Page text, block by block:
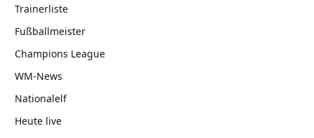
Trainerliste
Fußballmeister
Champions League
WM-News
Nationalelf
Heute live